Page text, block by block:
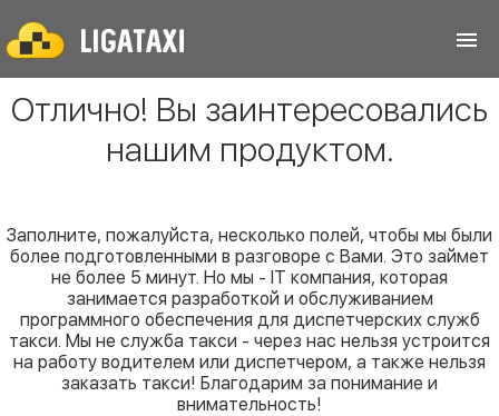
Отлично! Вы заинтересовались
нашим продуктом.
Заполните, пожалуйста, несколько полей, чтобы мы были
более подготовленными в разговоре с Вами. Это займет
не более 5 минут. Но мы - IT компания, которая
занимается разработкой и обслуживанием
программного обеспечения для диспетчерских служб
такси. Мы не служба такси - через нас нельзя устроится
на работу водителем или диспетчером, а также нельзя
заказать такси! Благодарим за понимание и
внимательность!